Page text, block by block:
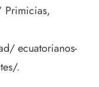
Primicias,
ecuatorianos-
.